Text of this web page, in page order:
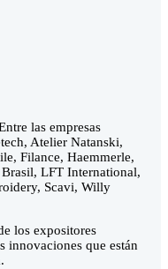
las empresas
Atelier Natanski,
Filance, Haemmerle,
LFT International,
Scavi, Willy
los expositores
innovaciones que están